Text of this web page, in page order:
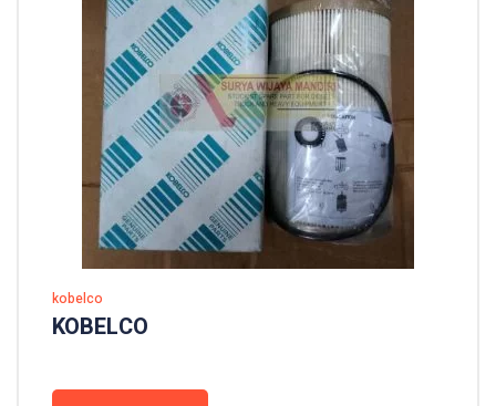
kobelco
KOBELCO